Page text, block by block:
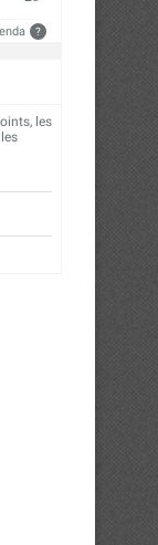
: Abidjan au
?
les